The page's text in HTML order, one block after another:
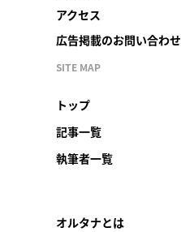
アクセス
広告掲載のお問い合わせ
SITE MAP
トップ
記事一覧
執筆者一覧
オルタナとは